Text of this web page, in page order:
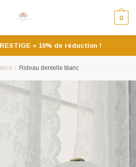
0
» 10% de réduction !
/ Rideau dentelle blanc